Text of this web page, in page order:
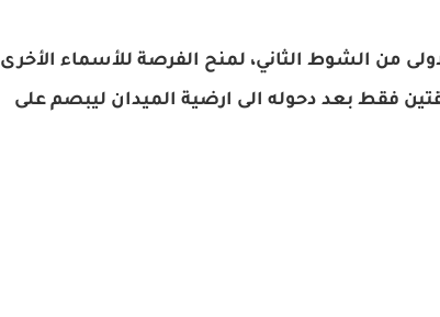
من الشوط الثاني، لمنح الفرصة للأسماء الأخرى
فقط بعد دحوله الى ارضية الميدان ليبصم على